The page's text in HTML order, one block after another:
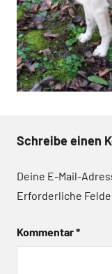
Schreibe einen
Deine E-Mail-
Erforderliche
Kommentar*